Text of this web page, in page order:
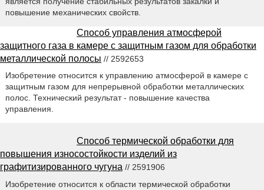
повышение механических свойств.
Способ управления атмосферой
защитного газа в камере с защитным газом для обработки
металлической полосы // 2592653
Изобретение относится к управлению атмосферой в камере с
защитным газом для непрерывной обработки металлических
полос. Технический результат - повышение качества
управления.
Способ термической обработки для
повышения износостойкости изделий из
графитизированного чугуна // 2591906
Изобретение относится к области термической обработки